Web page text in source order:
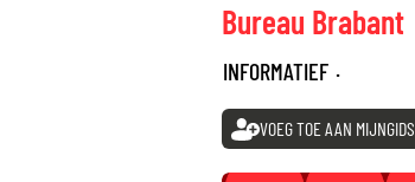
Bureau Brabant
INFORMATIEF ·
VOEG TOE AAN MIJNGIDS